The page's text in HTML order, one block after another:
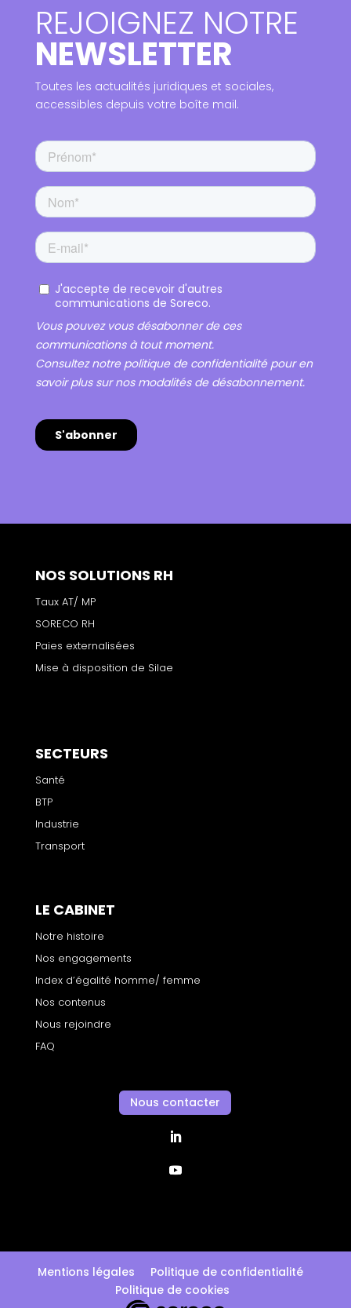
REJOIGNEZ NOTRE
NEWSLETTER
Toutes les actualités juridiques et sociales,
accessibles depuis votre boîte mail.
NOS SOLUTIONS RH
Taux AT/ MP
SORECO RH
Paies externalisées
Mise à disposition de Silae
SECTEURS
Santé
BTP
Industrie
Transport
LE CABINET
Notre histoire
Nos engagements
Index d’égalité homme/ femme
Nos contenus
Nous rejoindre
FAQ
Nous contacter
Mentions légales
Politique de confidentialité
Politique de cookies